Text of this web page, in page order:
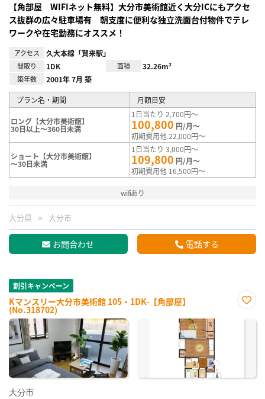
【角部屋 WIFIネット無料】大分市美術館近く大分ICにもアクセ
ス抜群の広々駐車場有 朝支度に便利な独立洗面台付物件でテレ
ワークや在宅勤務にオススメ！
アクセス 久大本線「賀来駅」
間取り 1DK 面積 32.26m²
築年数 2001年 7月 築
プラン名・期間 月額目安
ロング【大分市美術館】
30日以上～360日未満
1日当たり 2,700円～
100,800 円/月～
初期費用他 22,000円～
ショート【大分市美術館】
～30日未満
1日当たり 3,000円～
109,800 円/月～
初期費用他 16,500円～
wifiあり
大分県 大分市
お問合わせ 電話する
割引キャンペーン
Kマンスリー大分市美術館 105・1DK-【角部屋】
(No.318702)
に入
大分市